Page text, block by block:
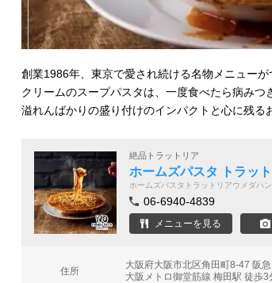
創業1986年、東京で愛され続ける名物メニュー
クリームのスープパスタは、一度食べたら病みつ
溢れんばかりの盛り付けのインパクトと心に残る
絶品トラットリア
ホームズパスタ トラッ
ホームズパスタトラットリアウメダハ
06-6940-4839
メニューを見る
住所
大阪府大阪市北区角田町8-47 阪
大阪メトロ御堂筋線 梅田駅 徒歩3